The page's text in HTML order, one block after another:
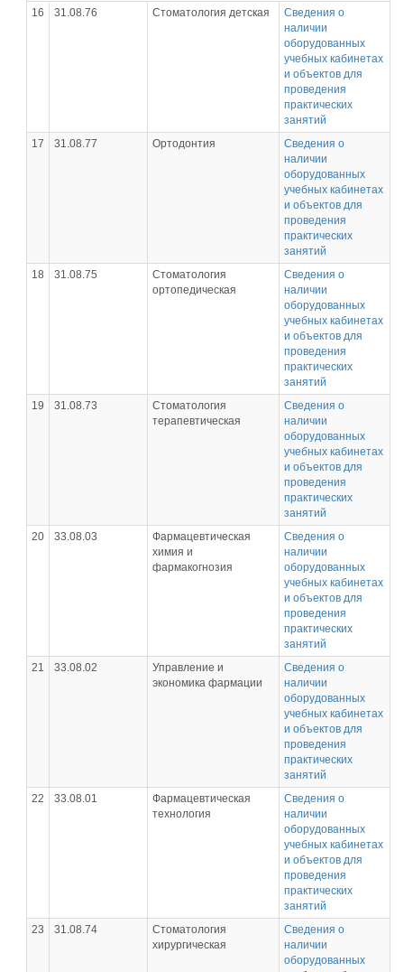
16
31.08.76 Стоматология детская
Сведения о
наличии
оборудованных
учебных кабинетах
и объектов для
проведения
практических
занятий
17
31.08.77 Ортодонтия
Сведения о
наличии
оборудованных
учебных кабинетах
и объектов для
проведения
практических
занятий
18
31.08.75
Стоматология
ортопедическая
Сведения о
наличии
оборудованных
учебных кабинетах
и объектов для
проведения
практических
занятий
19
31.08.73
Стоматология
терапевтическая
Сведения о
наличии
оборудованных
учебных кабинетах
и объектов для
проведения
практических
занятий
20
33.08.03
Фармацевтическая
химия и
фармакогнозия
Сведения о
наличии
оборудованных
учебных кабинетах
и объектов для
проведения
практических
занятий
21
33.08.02
Управление и
экономика фармации
Сведения о
наличии
оборудованных
учебных кабинетах
и объектов для
проведения
практических
занятий
22
33.08.01
Фармацевтическая
технология
Сведения о
наличии
оборудованных
учебных кабинетах
и объектов для
проведения
практических
занятий
23
31.08.74
Стоматология
хирургическая
Сведения о
наличии
оборудованных